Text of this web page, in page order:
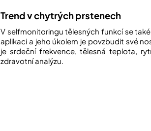
Trend v chytrých prstenech
V selfmonitoringu tělesných funkcí se
aplikaci a jeho úkolem je povzbudit své
je srdeční frekvence, tělesná teplota,
zdravotní analýzu.